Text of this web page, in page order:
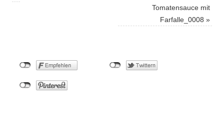
Tomatensauce mit
Farfalle_0008 »